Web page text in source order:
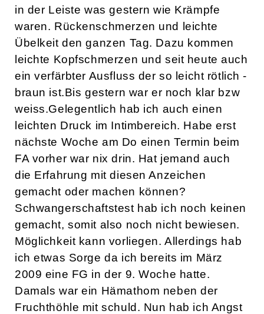
in der Leiste was gestern wie Krämpfe
waren. Rückenschmerzen und leichte
Übelkeit den ganzen Tag. Dazu kommen
leichte Kopfschmerzen und seit heute auch
ein verfärbter Ausfluss der so leicht rötlich -
braun ist.Bis gestern war er noch klar bzw
weiss.Gelegentlich hab ich auch einen
leichten Druck im Intimbereich. Habe erst
nächste Woche am Do einen Termin beim
FA vorher war nix drin. Hat jemand auch
die Erfahrung mit diesen Anzeichen
gemacht oder machen können?
Schwangerschaftstest hab ich noch keinen
gemacht, somit also noch nicht bewiesen.
Möglichkeit kann vorliegen. Allerdings hab
ich etwas Sorge da ich bereits im März
2009 eine FG in der 9. Woche hatte.
Damals war ein Hämathom neben der
Fruchthöhle mit schuld. Nun hab ich Angst